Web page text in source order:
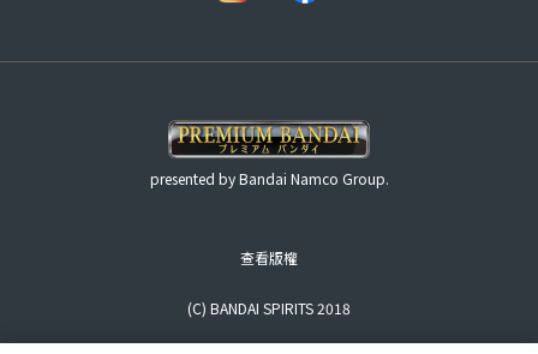
presented by Bandai Namco Group.
查看版權
(C) BANDAI SPIRITS 2018